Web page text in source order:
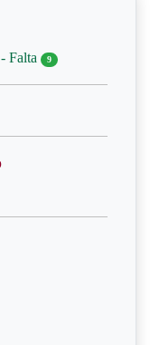
Falta 9